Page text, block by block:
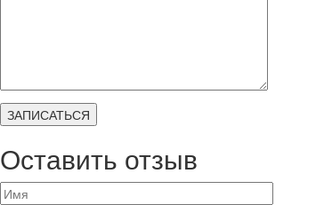
Оставить отзыв